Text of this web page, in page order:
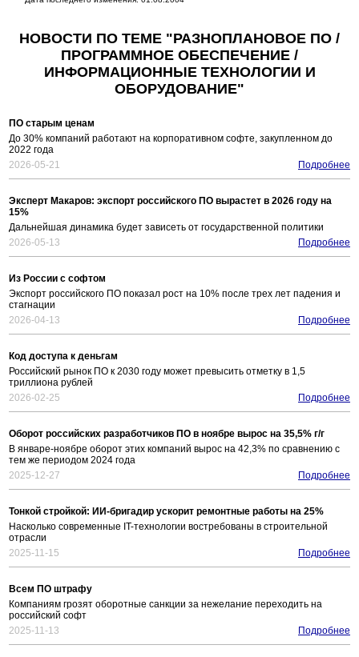
НОВОСТИ ПО ТЕМЕ "РАЗНОПЛАНОВОЕ ПО /
ПРОГРАММНОЕ ОБЕСПЕЧЕНИЕ /
ИНФОРМАЦИОННЫЕ ТЕХНОЛОГИИ И
ОБОРУДОВАНИЕ"
ПО старым ценам
До 30% компаний работают на корпоративном софте, закупленном до
2022 года
2026-05-21
Подробнее
Эксперт Макаров: экспорт российского ПО вырастет в 2026 году на
15%
Дальнейшая динамика будет зависеть от государственной политики
2026-05-13
Подробнее
Из России с софтом
Экспорт российского ПО показал рост на 10% после трех лет падения и
стагнации
2026-04-13
Подробнее
Код доступа к деньгам
Российский рынок ПО к 2030 году может превысить отметку в 1,5
триллиона рублей
2026-02-25
Подробнее
Оборот российских разработчиков ПО в ноябре вырос на 35,5% г/г
В январе-ноябре оборот этих компаний вырос на 42,3% по сравнению с
тем же периодом 2024 года
2025-12-27
Подробнее
Тонкой стройкой: ИИ-бригадир ускорит ремонтные работы на 25%
Насколько современные IT-технологии востребованы в строительной
отрасли
2025-11-15
Подробнее
Всем ПО штрафу
Компаниям грозят оборотные санкции за нежелание переходить на
российский софт
2025-11-13
Подробнее